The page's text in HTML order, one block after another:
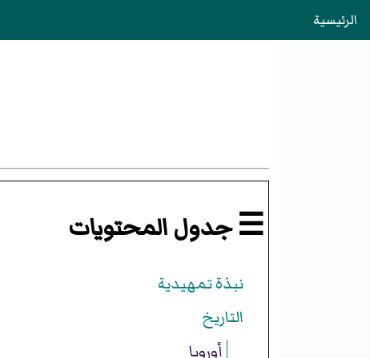
الرئيسية
☰ جدول المحتويات
نبذة تمهيدية
التاريخ
أوروبا